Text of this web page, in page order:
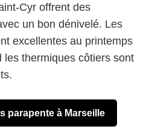
Cyr offrent des
un bon dénivelé. Les
excellentes au printemps
les thermiques côtiers sont
parapente à Marseille